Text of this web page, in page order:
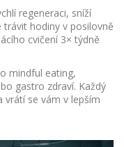
regeneraci, sníží
trávit hodiny v posilovně
cvičení 3× týdně
mindful eating,
gastro zdraví. Každý
vrátí se vám v lepším